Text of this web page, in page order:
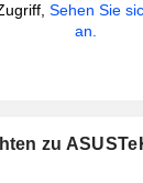
Sehen Sie
an.
zu